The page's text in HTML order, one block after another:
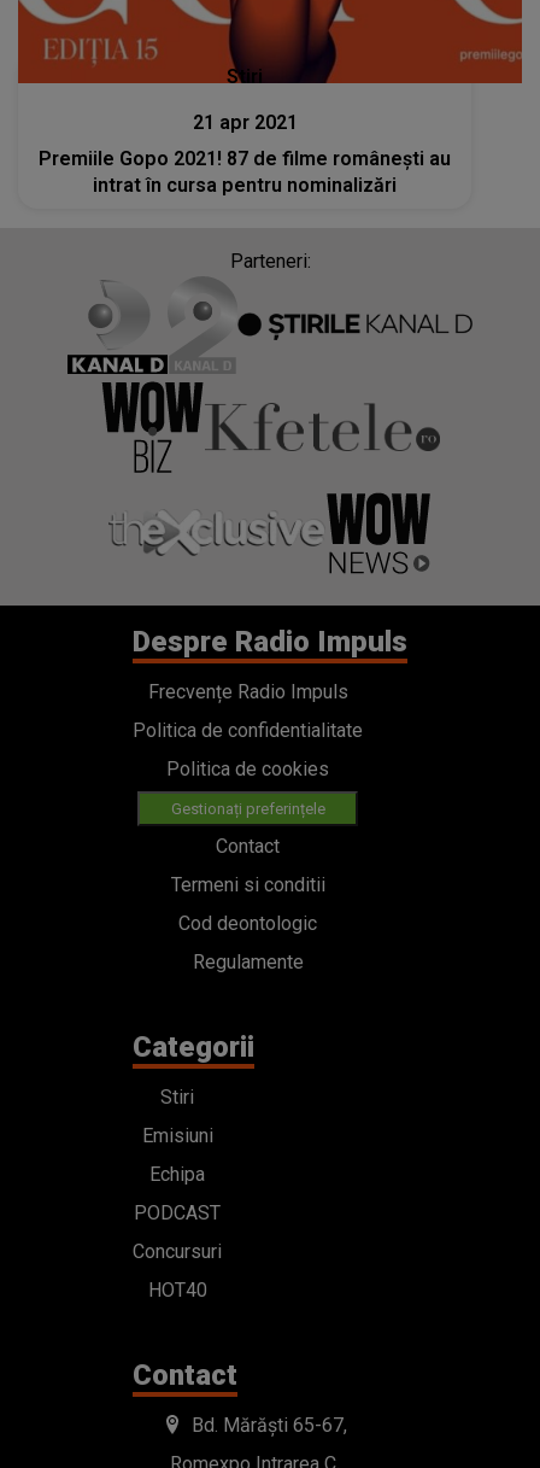
Stiri
21 apr 2021
Premiile Gopo 2021! 87 de filme românești au
intrat în cursa pentru nominalizări
Parteneri:
Despre Radio Impuls
Frecvențe Radio Impuls
Politica de confidentialitate
Politica de cookies
Gestionați preferințele
Contact
Termeni si conditii
Cod deontologic
Regulamente
Categorii
Stiri
Emisiuni
Echipa
PODCAST
Concursuri
HOT40
Contact
Bd. Mărăști 65-67,